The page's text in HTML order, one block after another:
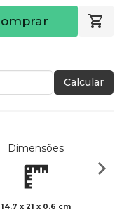
Calcular
Dimensões
14.7 x 21 x 0.6 cm